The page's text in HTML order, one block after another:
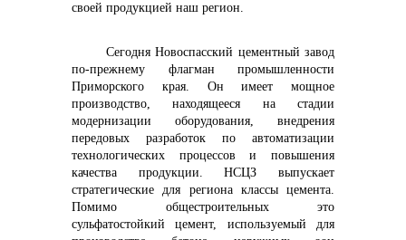
своей продукцией наш регион.
Сегодня Новоспасский цементный завод
по-прежнему флагман промышленности
Приморского края. Он имеет мощное
производство, находящееся на стадии
модернизации оборудования, внедрения
передовых разработок по автоматизации
технологических процессов и повышения
качества продукции. НСЦЗ выпускает
стратегические для региона классы цемента.
Помимо общестроительных это
сульфатостойкий цемент, используемый для